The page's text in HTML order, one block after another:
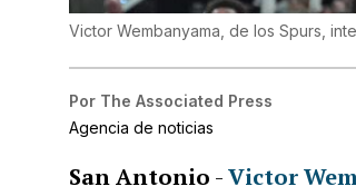
Victor Wembanyama, de los Spurs,
Por The Associated Press
Agencia de noticias
San Antonio -Victor